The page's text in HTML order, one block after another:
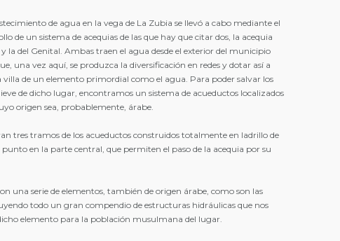
de agua en la vega de La Zubia se llevó a cabo mediante el
de un sistema de acequias de las que hay que citar dos, la acequia
la del Genital. Ambas traen el agua desde el exterior del municipio
una vez aquí, se produzca la diversificación en redes y dotar así a
villa de un elemento primordial como el agua. Para poder salvar los
de dicho lugar, encontramos un sistema de acueductos localizados
origen sea, probablemente, árabe.
tres tramos de los acueductos construidos totalmente en ladrillo de
en la parte central, que permiten el paso de la acequia por su
una serie de elementos, también de origen árabe, como son las
todo un gran compendio de estructuras hidráulicas que nos
elemento para la población musulmana del lugar.